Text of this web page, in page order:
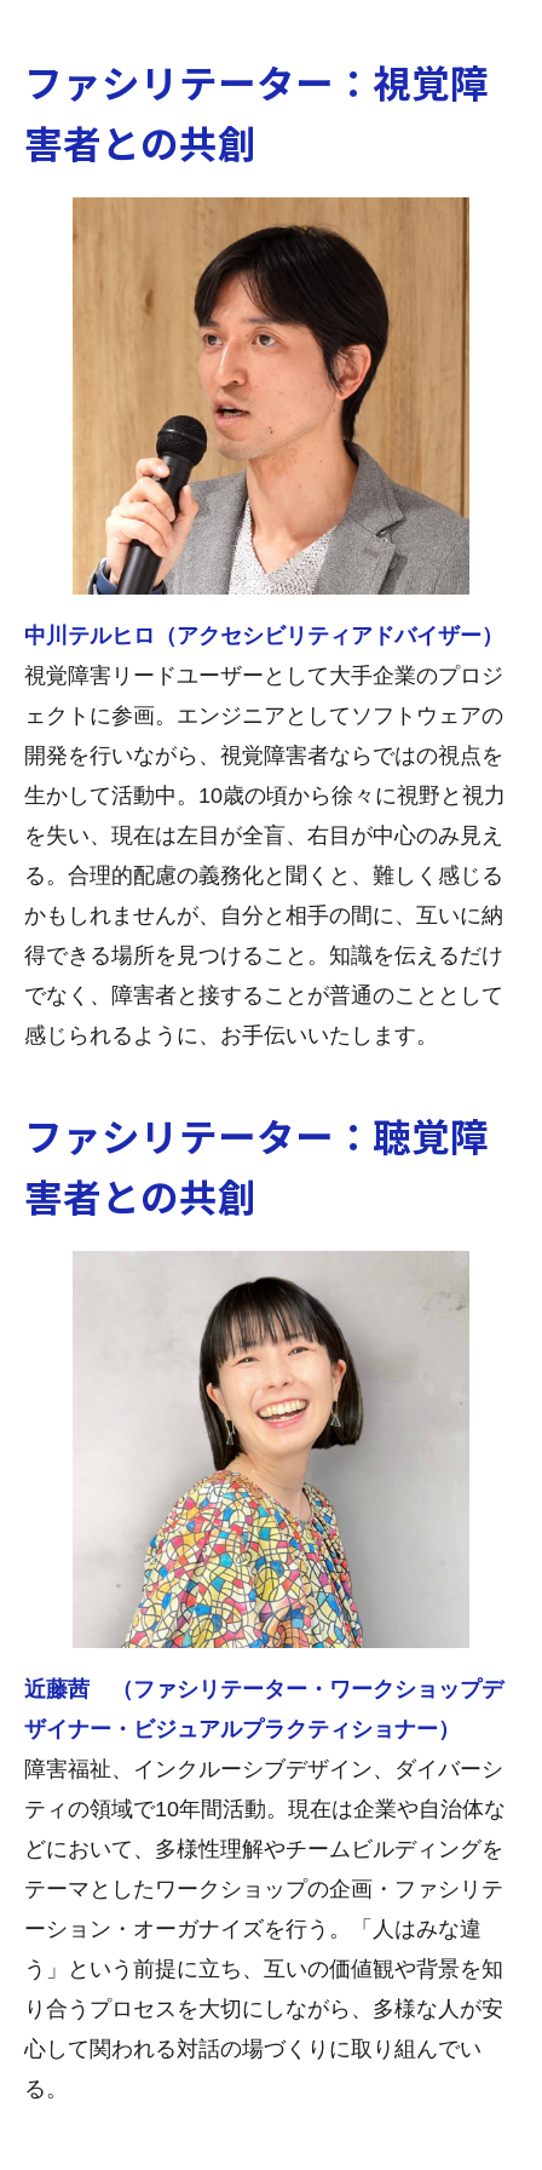
ファシリテーター：視覚障
害者との共創
中川テルヒロ（アクセシビリティアドバイザー）
視覚障害リードユーザーとして大手企業のプロジ
ェクトに参画。エンジニアとしてソフトウェアの
開発を行いながら、視覚障害者ならではの視点を
生かして活動中。10歳の頃から徐々に視野と視力
を失い、現在は左目が全盲、右目が中心のみ見え
る。合理的配慮の義務化と聞くと、難しく感じる
かもしれませんが、自分と相手の間に、互いに納
得できる場所を見つけること。知識を伝えるだけ
でなく、障害者と接することが普通のこととして
感じられるように、お手伝いいたします。
ファシリテーター：聴覚障
害者との共創
近藤茜 （ファシリテーター・ワークショップデ
ザイナー・ビジュアルプラクティショナー）
障害福祉、インクルーシブデザイン、ダイバーシ
ティの領域で10年間活動。現在は企業や自治体な
どにおいて、多様性理解やチームビルディングを
テーマとしたワークショップの企画・ファシリテ
ーション・オーガナイズを行う。「人はみな違
う」という前提に立ち、互いの価値観や背景を知
り合うプロセスを大切にしながら、多様な人が安
心して関われる対話の場づくりに取り組んでい
る。